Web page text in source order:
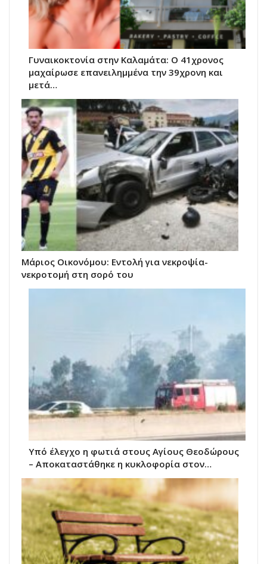
Γυναικοκτονία στην Καλαμάτα: Ο 41χρονος
μαχαίρωσε επανειλημμένα την 39χρονη και
μετά…
Μάριος Οικονόμου: Εντολή για νεκροψία-
νεκροτομή στη σορό του
Υπό έλεγχο η φωτιά στους Αγίους Θεοδώρους
– Αποκαταστάθηκε η κυκλοφορία στον…